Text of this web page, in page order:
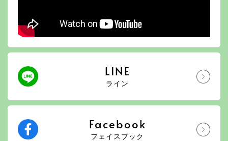
LINE
ライン
Facebook
フェイスブック